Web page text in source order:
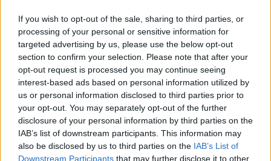
If you wish to opt-out of the sale, sharing to third parties, or
processing of your personal or sensitive information for
targeted advertising by us, please use the below opt-out
section to confirm your selection. Please note that after your
opt-out request is processed you may continue seeing
interest-based ads based on personal information utilized by
us or personal information disclosed to third parties prior to
your opt-out. You may separately opt-out of the further
disclosure of your personal information by third parties on the
IAB’s list of downstream participants. This information may
also be disclosed by us to third parties on the IAB’s List of
Downstream Participants that may further disclose it to other